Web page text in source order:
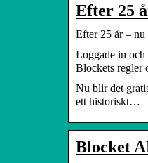
Efter 25
Efter 25 år –
Loggade in och
Blockets
Nu blir det
ett historiskt…
Blocket